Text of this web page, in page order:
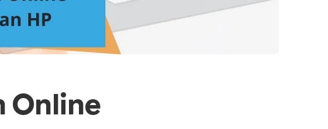
Online